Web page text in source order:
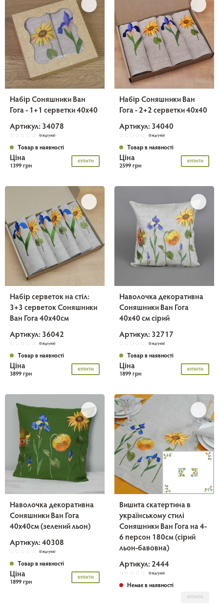
Набір Соняшники Ван
Гога - 1+1 серветки 40х40
Артикул: 34078
(0 відгуків)
Товар в наявності
Ціна
1399 грн
КУПИТИ
Набір Соняшники Ван
Гога - 2+2 серветки 40х40
Артикул: 34040
(0 відгуків)
Товар в наявності
Ціна
2599 грн
КУПИТИ
Набір серветок на стіл:
3+3 серветок Соняшники
Ван Гога 40х40см
Артикул: 36042
(0 відгуків)
Товар в наявності
Ціна
3899 грн
КУПИТИ
Наволочка декоративна
Соняшники Ван Гога
40х40 см сірий
Артикул: 32717
(0 відгуків)
Товар в наявності
Ціна
1899 грн
КУПИТИ
Наволочка декоративна
Соняшники Ван Гога
40х40см (зелений льон)
Артикул: 40308
(0 відгуків)
Товар в наявності
Ціна
1899 грн
КУПИТИ
Вишита скатертина в
українському стилі
Соняшники Ван Гога на 4-
6 персон 180см (сірий
льон-бавовна)
Артикул: 2444
(0 відгуків)
Немає в наявності
КУПИТИ